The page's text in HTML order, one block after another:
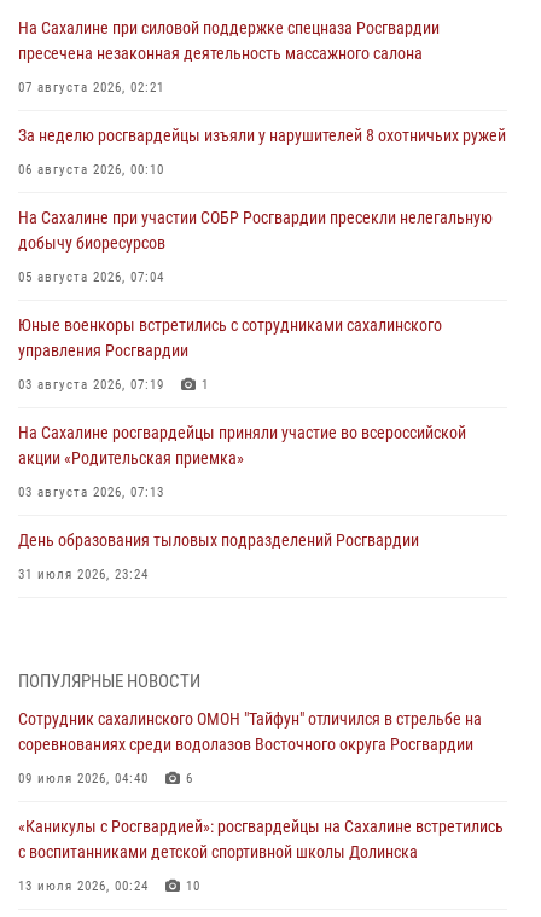
На Сахалине при силовой поддержке спецназа Росгвардии
пресечена незаконная деятельность массажного салона
07 августа 2026, 02:21
За неделю росгвардейцы изъяли у нарушителей 8 охотничьих ружей
06 августа 2026, 00:10
На Сахалине при участии СОБР Росгвардии пресекли нелегальную
добычу биоресурсов
05 августа 2026, 07:04
Юные военкоры встретились с сотрудниками сахалинского
управления Росгвардии
03 августа 2026, 07:19 1
На Сахалине росгвардейцы приняли участие во всероссийской
акции «Родительская приемка»
03 августа 2026, 07:13
День образования тыловых подразделений Росгвардии
31 июля 2026, 23:24
Восточного округа по комплексному единоборству
методические сборы с сотрудниками контрольно-технических
пунктов
30 июля 2026, 07:18
ПОПУЛЯРНЫЕ НОВОСТИ
Сотрудник сахалинского ОМОН "Тайфун" отличился в стрельбе на
соревнованиях среди водолазов Восточного округа Росгвардии
09 июля 2026, 04:40 6
«Каникулы с Росгвардией»: росгвардейцы на Сахалине встретились
с воспитанниками детской спортивной школы Долинска
13 июля 2026, 00:24 10